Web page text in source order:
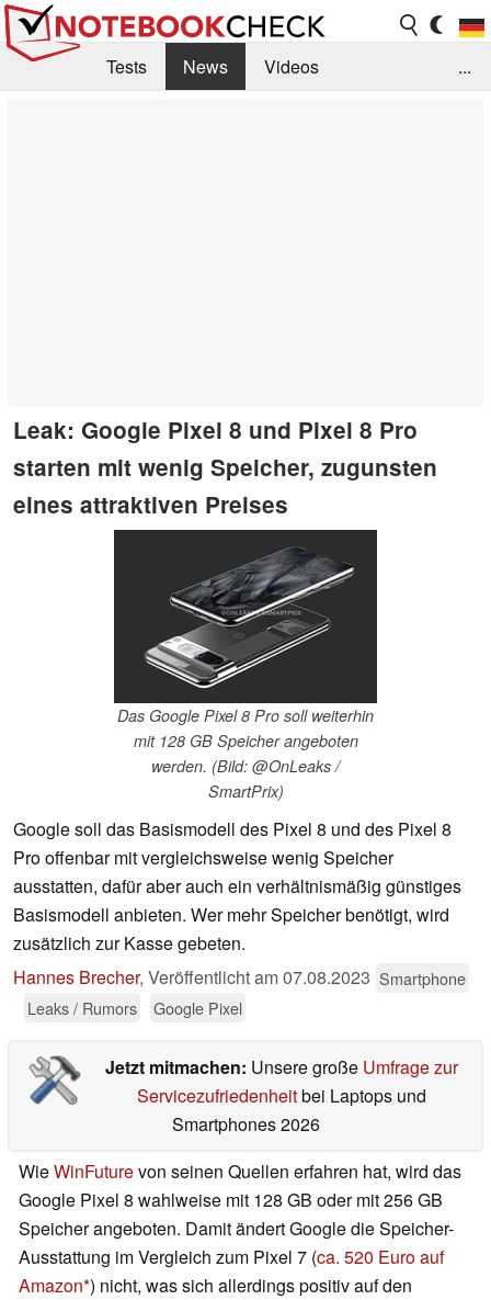
Tests News
Videos
...
Leak: Google Pixel 8 und Pixel 8 Pro
starten mit wenig Speicher, zugunsten
eines attraktiven Preises
Das Google Pixel 8 Pro soll weiterhin
mit 128 GB Speicher angeboten
werden. (Bild: @OnLeaks /
SmartPrix)
Google soll das Basismodell des Pixel 8 und des Pixel 8
Pro offenbar mit vergleichsweise wenig Speicher
ausstatten, dafür aber auch ein verhältnismäßig günstiges
Basismodell anbieten. Wer mehr Speicher benötigt, wird
zusätzlich zur Kasse gebeten.
Hannes Brecher, Veröffentlicht am07.08.2023 Smartphone
Leaks / Rumors
Google Pixel
Jetzt mitmachen: Unsere große Umfrage zur
Servicezufriedenheitbei Laptops und
Smartphones 2026
WieWinFuturevon seinen Quellen erfahren hat, wird das
Google Pixel 8 wahlweise mit 128 GB oder mit 256 GB
Speicher angeboten. Damit ändert Google die Speicher-
Ausstattung im Vergleich zum Pixel 7 (ca. 520 Euro auf
Amazon ) nicht, was sich allerdings positiv auf den